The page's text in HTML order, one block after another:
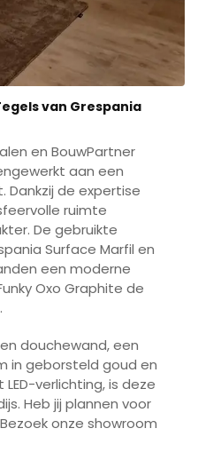
van Grespania
en BouwPartner
aan een
de expertise
ruimte
De gebruikte
Surface Marfil en
een moderne
Oxo Graphite de
douchewand, een
in geborsteld goud en
verlichting, is deze
Heb jij plannen voor
onze showroom